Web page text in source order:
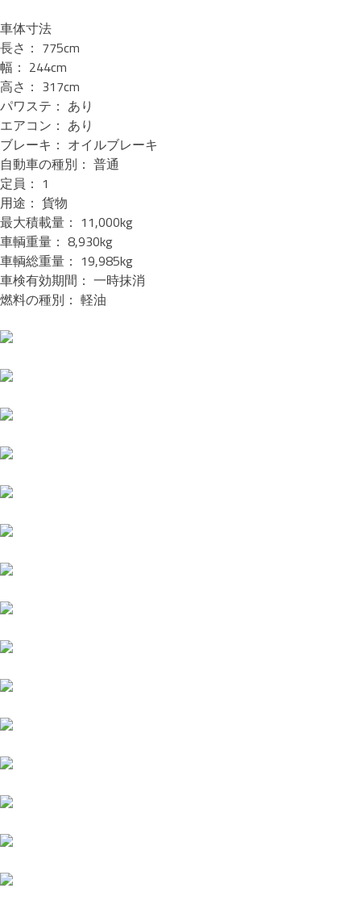
車体寸法
長さ： 775cm
幅： 244cm
高さ： 317cm
パワステ： あり
エアコン： あり
ブレーキ： オイルブレーキ
自動車の種別： 普通
定員： 1
用途： 貨物
最大積載量： 11,000kg
車輌重量： 8,930kg
車輌総重量： 19,985kg
車検有効期間： 一時抹消
燃料の種別： 軽油